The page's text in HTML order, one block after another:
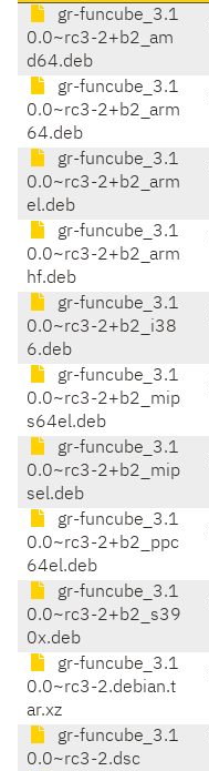
gr-funcube_3.1
0.0~rc3-2+b2_am
d64.deb
gr-funcube_3.1
0.0~rc3-2+b2_arm
64.deb
gr-funcube_3.1
0.0~rc3-2+b2_arm
el.deb
gr-funcube_3.1
0.0~rc3-2+b2_arm
hf.deb
gr-funcube_3.1
0.0~rc3-2+b2_i38
6.deb
gr-funcube_3.1
0.0~rc3-2+b2_mip
s64el.deb
gr-funcube_3.1
0.0~rc3-2+b2_mip
sel.deb
gr-funcube_3.1
0.0~rc3-2+b2_ppc
64el.deb
gr-funcube_3.1
0.0~rc3-2+b2_s39
0x.deb
gr-funcube_3.1
0.0~rc3-2.debian.t
ar.xz
gr-funcube_3.1
0.0~rc3-2.dsc